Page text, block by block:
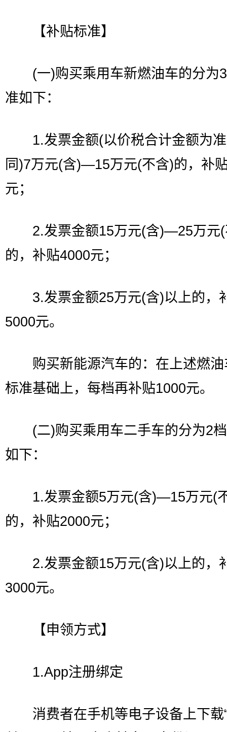
【补贴标准】
(一)购买乘用车新燃油车的分为
准如下：
1.发票金额(以价税合计金额为
同)7万元(含)—15万元(不含)的，补
元；
2.发票金额15万元(含)—25万元(
的，补贴4000元；
3.发票金额25万元(含)以上的，
5000元。
购买新能源汽车的：在上述燃油
标准基础上，每档再补贴1000元。
(二)购买乘用车二手车的分为2
如下：
1.发票金额5万元(含)—15万元(
的，补贴2000元；
2.发票金额15万元(含)以上的，
3000元。
【申领方式】
1.App注册绑定
消费者在手机等电子设备上下载